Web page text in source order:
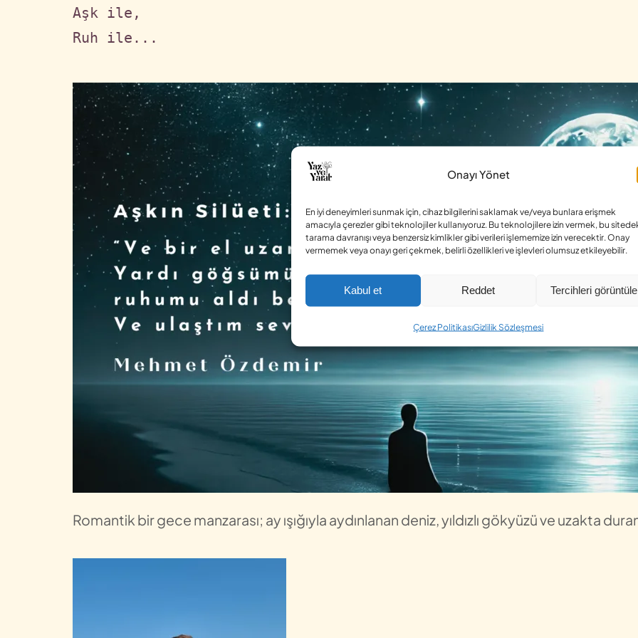
Onayı Yönet
En iyi deneyimleri sunmak için, cihaz bilgilerini saklamak ve/veya bunlara erişmek
amacıyla çerezler gibi teknolojiler kullanıyoruz. Bu teknolojilere izin vermek, bu
tarama davranışı veya benzersiz kimlikler gibi verileri işlememize izin verecektir. Onay
vermemek veya onayı geri çekmek, belirli özellikleri ve işlevleri olumsuz etkileyebilir.
Kabul et Reddet Tercihleri görüntüle
Çerez PolitikasıGizlilik Sözleşmesi
Aşk ile,
Ruh ile...
Romantik bir gece manzarası; ay ışığıyla aydınlanan deniz, yıldızlı gökyüzü ve uzakta